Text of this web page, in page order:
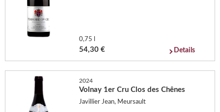
0,75 l
54,30 € Details
2024
Volnay 1er Cru Clos des Chênes
Javillier Jean, Meursault